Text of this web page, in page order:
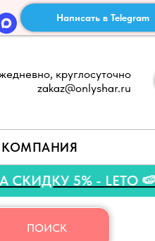
Написать в Telegram
круглосуточно
zakaz@onlyshar.ru
КОМПАНИЯ
НА СКИДКУ 5% -
ПОИСК